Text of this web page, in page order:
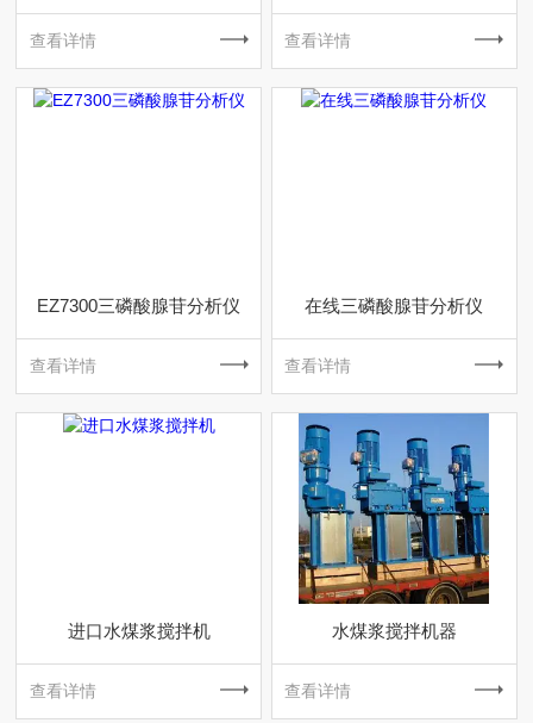
查看详情 查看详情
EZ7300三磷酸腺苷分析仪
查看详情
在线三磷酸腺苷分析仪
查看详情
进口水煤浆搅拌机
查看详情
水煤浆搅拌机器
查看详情